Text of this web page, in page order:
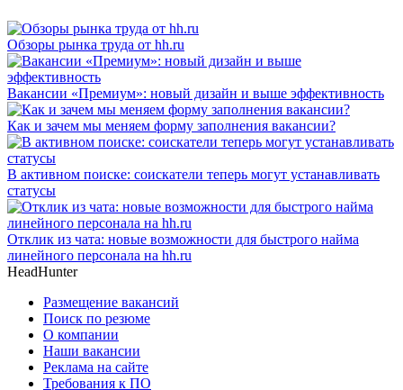
Обзоры рынка труда от hh.ru
Вакансии «Премиум»: новый дизайн и выше эффективность
Как и зачем мы меняем форму заполнения вакансии?
В активном поиске: соискатели теперь могут устанавливать
статусы
Отклик из чата: новые возможности для быстрого найма
линейного персонала на hh.ru
HeadHunter
Размещение вакансий
Поиск по резюме
О компании
Наши вакансии
Реклама на сайте
Требования к ПО